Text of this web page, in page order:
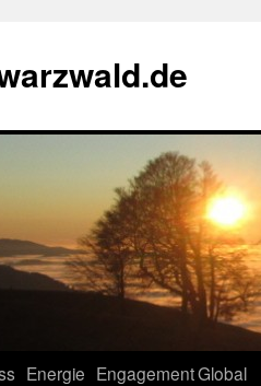
Energie EngagementGlobal